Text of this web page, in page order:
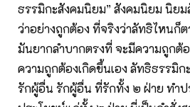
ธรรมิกะสังคมนิยม” สังคมนิยม นิยม
ว่าอย่างถูกต้อง ที่จริงว่าลัทธิไหนก็
มันยากลำบากตรงที่ จะมีความถูกต้
ความถูกต้องเกิดขึ้นเอง ลัทธิธรรมิก
รักผู้อื่น รักผู้อื่น ที่รักทั้ง ๒ ฝ่าย ทำ